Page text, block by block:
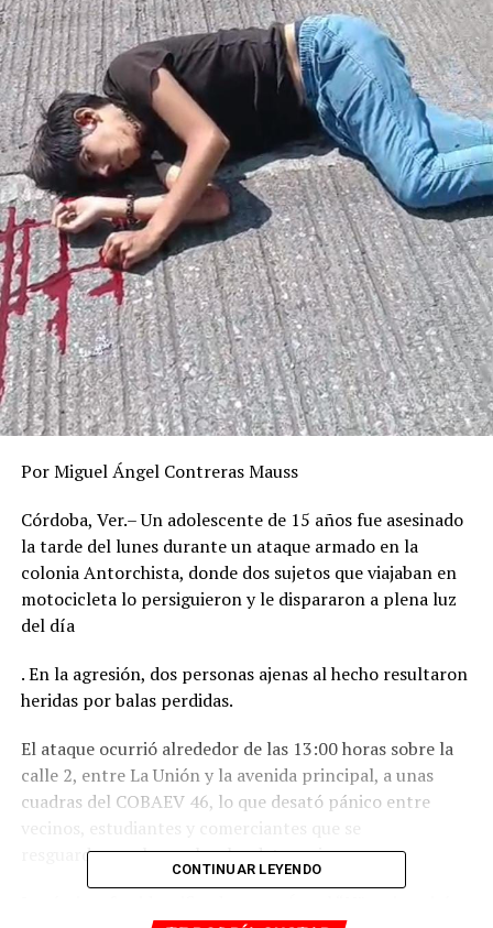
Por Miguel Ángel Contreras Mauss
Córdoba, Ver.– Un adolescente de 15 años fue asesinado
la tarde del lunes durante un ataque armado en la
colonia Antorchista, donde dos sujetos que viajaban en
motocicleta lo persiguieron y le dispararon a plena luz
del día
. En la agresión, dos personas ajenas al hecho resultaron
heridas por balas perdidas.
El ataque ocurrió alrededor de las 13:00 horas sobre la
calle 2, entre La Unión y la avenida principal, a unas
cuadras del COBAEV 46, lo que desató pánico entre
vecinos, estudiantes y comerciantes que se
resguardaron al escuchar las detonaciones.
CONTINUAR LEYENDO